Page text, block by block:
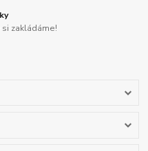
zakládáme!